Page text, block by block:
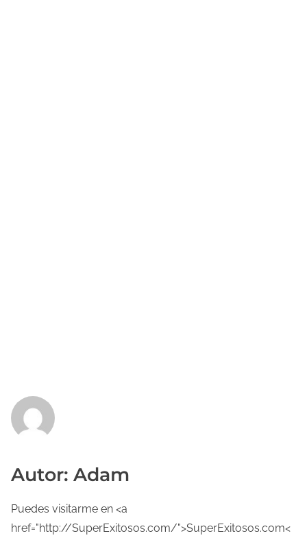
Autor: Adam
Puedes visitarme en <a
href="http://SuperExitosos.com/">SuperExitosos.com<